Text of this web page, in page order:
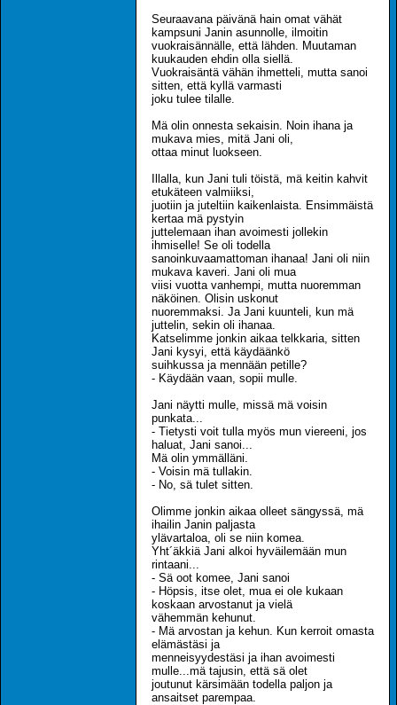
Seuraavana päivänä hain omat vähät
kampsuni Janin asunnolle, ilmoitin
vuokraisännälle, että lähden. Muutaman
kuukauden ehdin olla siellä.
Vuokraisäntä vähän ihmetteli, mutta sanoi
sitten, että kyllä varmasti
joku tulee tilalle.
Mä olin onnesta sekaisin. Noin ihana ja
mukava mies, mitä Jani oli,
ottaa minut luokseen.
Illalla, kun Jani tuli töistä, mä keitin kahvit
etukäteen valmiiksi,
juotiin ja juteltiin kaikenlaista. Ensimmäistä
kertaa mä pystyin
juttelemaan ihan avoimesti jollekin
ihmiselle! Se oli todella
sanoinkuvaamattoman ihanaa! Jani oli niin
mukava kaveri. Jani oli mua
viisi vuotta vanhempi, mutta nuoremman
näköinen. Olisin uskonut
nuoremmaksi. Ja Jani kuunteli, kun mä
juttelin, sekin oli ihanaa.
Katselimme jonkin aikaa telkkaria, sitten
Jani kysyi, että käydäänkö
suihkussa ja mennään petille?
- Käydään vaan, sopii mulle.
Jani näytti mulle, missä mä voisin
punkata...
- Tietysti voit tulla myös mun viereeni, jos
haluat, Jani sanoi...
Mä olin ymmälläni.
- Voisin mä tullakin.
- No, sä tulet sitten.
Olimme jonkin aikaa olleet sängyssä, mä
ihailin Janin paljasta
ylävartaloa, oli se niin komea.
Yht´äkkiä Jani alkoi hyväilemään mun
rintaani...
- Sä oot komee, Jani sanoi
- Höpsis, itse olet, mua ei ole kukaan
koskaan arvostanut ja vielä
vähemmän kehunut.
- Mä arvostan ja kehun. Kun kerroit omasta
elämästäsi ja
menneisyydestäsi ja ihan avoimesti
mulle...mä tajusin, että sä olet
joutunut kärsimään todella paljon ja
ansaitset parempaa.